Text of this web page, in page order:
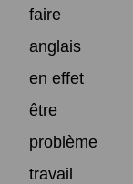
faire
anglais
en effet
être
problème
travail